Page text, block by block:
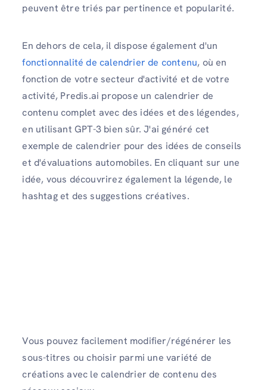
peuvent être triés par pertinence et popularité.
En dehors de cela, il dispose également d'un
fonctionnalité de calendrier de contenu, où en
fonction de votre secteur d'activité et de votre
activité, Predis.ai propose un calendrier de
contenu complet avec des idées et des légendes,
en utilisant GPT-3 bien sûr. J'ai généré cet
exemple de calendrier pour des idées de conseils
et d'évaluations automobiles. En cliquant sur une
idée, vous découvrirez également la légende, le
hashtag et des suggestions créatives.
Vous pouvez facilement modifier/régénérer les
sous-titres ou choisir parmi une variété de
créations avec le calendrier de contenu des